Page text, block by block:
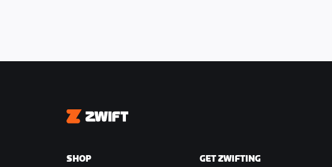
Zwift
SHOP GET ZWIFTING